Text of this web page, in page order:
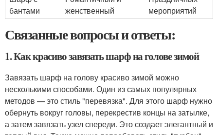
бантами
женственный
мероприятий
Связанные вопросы и ответы:
1. Как красиво завязать шарф на голове зимой
Завязать шарф на голову красиво зимой можно
несколькими способами. Один из самых популярных
методов — это стиль "перевязка". Для этого шарф нужно
обернуть вокруг головы, перекрестив концы на затылке,
а затем завязать узел спереди. Это создает элегантный и